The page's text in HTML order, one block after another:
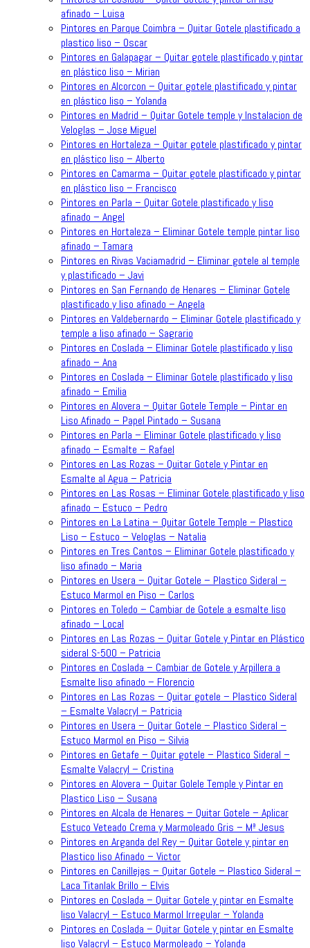
afinado – Luisa
Pintores en Parque Coimbra – Quitar Gotele plastificado a
plastico liso – Oscar
Pintores en Galapagar – Quitar gotele plastificado y pintar
en plástico liso – Mirian
Pintores en Alcorcon – Quitar gotele plastificado y pintar
en plástico liso – Yolanda
Pintores en Madrid – Quitar Gotele temple y Instalacion de
Veloglas – Jose Miguel
Pintores en Hortaleza – Quitar gotele plastificado y pintar
en plástico liso – Alberto
Pintores en Camarma – Quitar gotele plastificado y pintar
en plástico liso – Francisco
Pintores en Parla – Quitar Gotele plastificado y liso
afinado – Angel
Pintores en Hortaleza – Eliminar Gotele temple pintar liso
afinado – Tamara
Pintores en Rivas Vaciamadrid – Eliminar gotele al temple
y plastificado – Javi
Pintores en San Fernando de Henares – Eliminar Gotele
plastificado y liso afinado – Angela
Pintores en Valdebernardo – Eliminar Gotele plastificado y
temple a liso afinado – Sagrario
Pintores en Coslada – Eliminar Gotele plastificado y liso
afinado – Ana
Pintores en Coslada – Eliminar Gotele plastificado y liso
afinado – Emilia
Pintores en Alovera – Quitar Gotele Temple – Pintar en
Liso Afinado – Papel Pintado – Susana
Pintores en Parla – Eliminar Gotele plastificado y liso
afinado – Esmalte – Rafael
Pintores en Las Rozas – Quitar Gotele y Pintar en
Esmalte al Agua – Patricia
Pintores en Las Rosas – Eliminar Gotele plastificado y liso
afinado – Estuco – Pedro
Pintores en La Latina – Quitar Gotele Temple – Plastico
Liso – Estuco – Veloglas – Natalia
Pintores en Tres Cantos – Eliminar Gotele plastificado y
liso afinado – Maria
Pintores en Usera – Quitar Gotele – Plastico Sideral –
Estuco Marmol en Piso – Carlos
Pintores en Toledo – Cambiar de Gotele a esmalte liso
afinado – Local
Pintores en Las Rozas – Quitar Gotele y Pintar en Plástico
sideral S-500 – Patricia
Pintores en Coslada – Cambiar de Gotele y Arpillera a
Esmalte liso afinado – Florencio
Pintores en Las Rozas – Quitar gotele – Plastico Sideral
– Esmalte Valacryl – Patricia
Pintores en Usera – Quitar Gotele – Plastico Sideral –
Estuco Marmol en Piso – Silvia
Pintores en Getafe – Quitar gotele – Plastico Sideral –
Esmalte Valacryl – Cristina
Pintores en Alovera – Quitar Golele Temple y Pintar en
Plastico Liso – Susana
Pintores en Alcala de Henares – Quitar Gotele – Aplicar
Estuco Veteado Crema y Marmoleado Gris – Mª Jesus
Pintores en Arganda del Rey – Quitar Gotele y pintar en
Plastico liso Afinado – Victor
Pintores en Canillejas – Quitar Gotele – Plastico Sideral –
Laca Titanlak Brillo – Elvis
Pintores en Coslada – Quitar Gotele y pintar en Esmalte
liso Valacryl – Estuco Marmol Irregular – Yolanda
Pintores en Coslada – Quitar Gotele y pintar en Esmalte
liso Valacryl – Estuco Marmoleado – Yolanda